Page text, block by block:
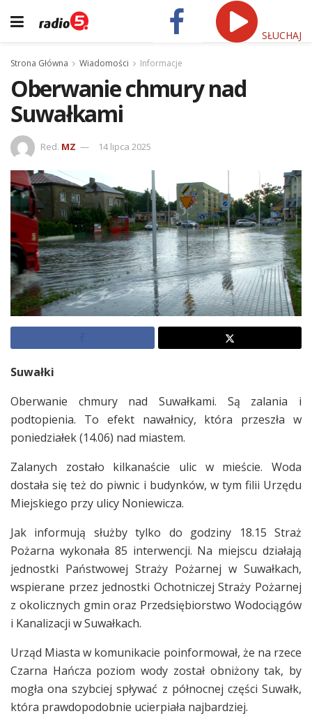
SŁUCHAJ
Strona Główna Wiadomości Informacje
Oberwanie chmury nad
Suwałkami
Red. MZ 14 lipca 2025
Suwałki
Oberwanie chmury nad Suwałkami. Są zalania i
podtopienia. To efekt nawałnicy, która przeszła w
poniedziałek (14.06) nad miastem.
Zalanych zostało kilkanaście ulic w mieście. Woda
dostała się też do piwnic i budynków, w tym filii Urzędu
Miejskiego przy ulicy Noniewicza.
Jak informują służby tylko do godziny 18.15 Straż
Pożarna wykonała 85 interwencji. Na miejscu działają
jednostki Państwowej Straży Pożarnej w Suwałkach,
wspierane przez jednostki Ochotniczej Straży Pożarnej
z okolicznych gmin oraz Przedsiębiorstwo Wodociągów
i Kanalizacji w Suwałkach.
Urząd Miasta w komunikacie poinformował, że na rzece
Czarna Hańcza poziom wody został obniżony tak, by
mogła ona szybciej spływać z północnej części Suwałk,
która prawdopodobnie ucierpiała najbardziej.